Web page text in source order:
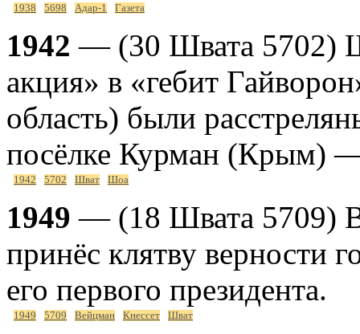
1938 5698 Адар-1 Газета
1942 — (30 Швата 5702)
акция» в «гебит
область) были
посёлке Курман (Крым)
1942 5702 Шват Шоа
1949 — (18 Швата 5709)
принёс клятву верности
его первого президента.
1949 5709 Вейцман Кнессет Шват